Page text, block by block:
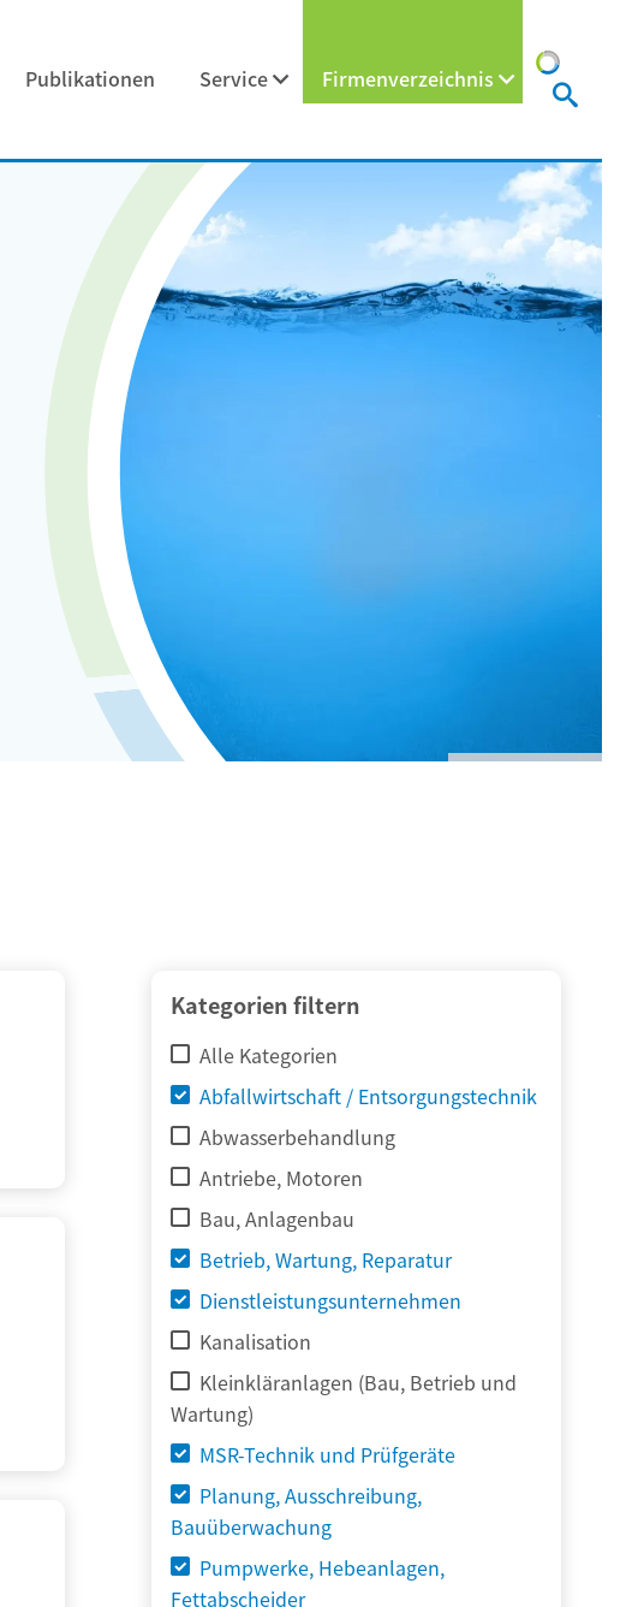
Publikationen Service Firmenverzeichnis
Kategorien filtern
Alle Kategorien
Abfallwirtschaft / Entsorgungstechnik
Abwasserbehandlung
Antriebe, Motoren
Bau, Anlagenbau
Betrieb, Wartung, Reparatur
Dienstleistungsunternehmen
Kanalisation
Kleinkläranlagen (Bau, Betrieb und
Wartung)
MSR-Technik und Prüfgeräte
Planung, Ausschreibung,
Bauüberwachung
Pumpwerke, Hebeanlagen,
Fettabscheider